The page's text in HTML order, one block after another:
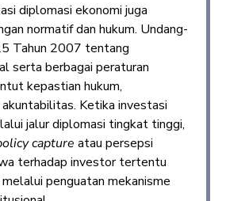
diplomasi ekonomi juga
normatif dan hukum. Undang-
Tahun 2007 tentang
serta berbagai peraturan
kepastian hukum,
akuntabilitas. Ketika investasi
jalur diplomasi tingkat tinggi,
capture atau persepsi
terhadap investor tertentu
penguatan mekanisme